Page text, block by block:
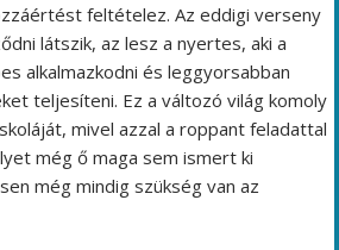
feltételez. Az eddigi verseny
látszik, az lesz a nyertes, aki a
alkalmazkodni és leggyorsabban
teljesíteni. Ez a változó világ komoly
mivel azzal a roppant feladattal
még ő maga sem ismert ki
még mindig szükség van az